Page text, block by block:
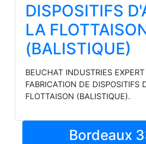
DISPOSITIFS
LA
(BALISTIQUE)
BEUCHAT INDUSTRIES
FABRICATION DE DISPOSITIFS
FLOTTAISON (BALISTIQUE).
Bordeaux